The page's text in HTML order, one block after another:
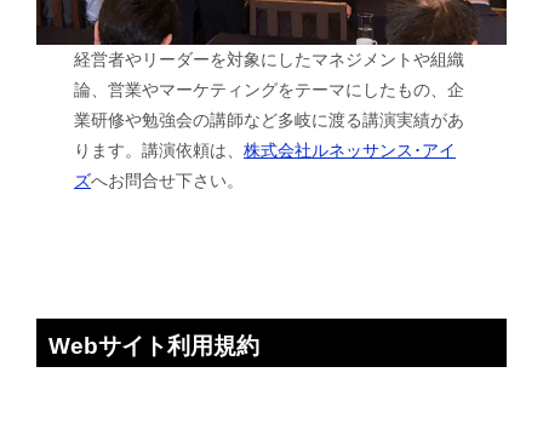
経営者やリーダーを対象にしたマネジメントや組織
論、営業やマーケティングをテーマにしたもの、企
業研修や勉強会の講師など多岐に渡る講演実績があ
ります。講演依頼は、株式会社ルネッサンス･アイ
ズへお問合せ下さい。
Webサイト利用規約